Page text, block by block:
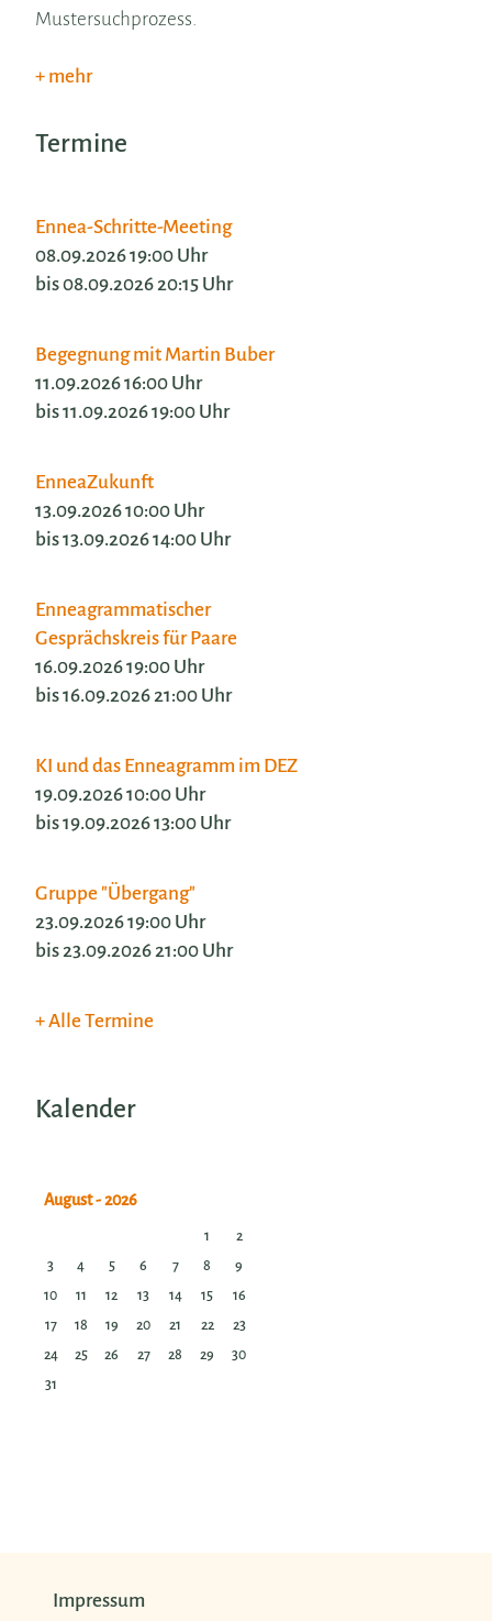
Mustersuchprozess.
mehr
Termine
Ennea-Schritte-Meeting
08.09.2026 19:00 Uhr
bis 08.09.2026 20:15 Uhr
Begegnung mit Martin Buber
11.09.2026 16:00 Uhr
bis 11.09.2026 19:00 Uhr
EnneaZukunft
13.09.2026 10:00 Uhr
bis 13.09.2026 14:00 Uhr
Enneagrammatischer
Gesprächskreis für Paare
16.09.2026 19:00 Uhr
bis 16.09.2026 21:00 Uhr
KI und das Enneagramm im DEZ
19.09.2026 10:00 Uhr
bis 19.09.2026 13:00 Uhr
Gruppe "Übergang"
23.09.2026 19:00 Uhr
bis 23.09.2026 21:00 Uhr
Alle Termine
Kalender
1
2
3
4 5 6 7 8
9
10
11 12 13 14 15
16
17
18 19 20 21 22
23
24
25 26 27 28 29
30
31
Impressum